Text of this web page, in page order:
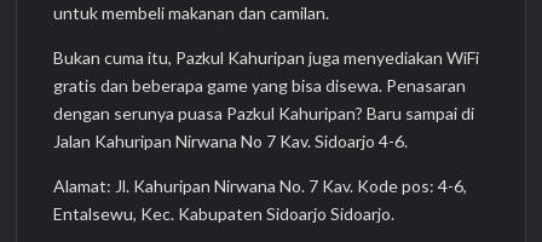
untuk membeli makanan dan camilan.
Bukan cuma itu, Pazkul Kahuripan juga menyediakan WiFi
gratis dan beberapa game yang bisa disewa. Penasaran
dengan serunya puasa Pazkul Kahuripan? Baru sampai di
Jalan Kahuripan Nirwana No 7 Kav. Sidoarjo 4-6.
Alamat: Jl. Kahuripan Nirwana No. 7 Kav. Kode pos: 4-6,
Entalsewu, Kec. Kabupaten Sidoarjo Sidoarjo.